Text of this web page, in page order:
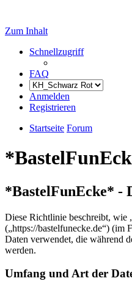
Zum Inhalt
Schnellzugriff
FAQ
Anmelden
Registrieren
Startseite Forum
*BastelFunEcke* -
Diese Richtlinie beschreibt, wie
(„https://bastelfunecke.de“) (im
Daten verwendet, die während
werden.
Umfang und Art der